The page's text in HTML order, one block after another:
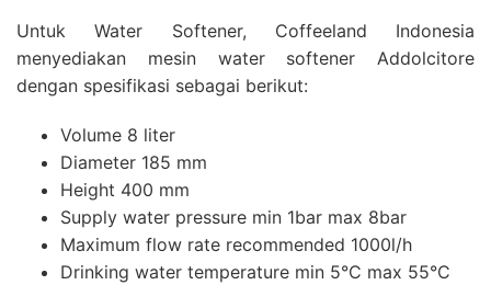
Untuk Water Softener, Coffeeland Indonesia
menyediakan mesin water softener Addolcitore
dengan spesifikasi sebagai berikut:
Volume 8 liter
Diameter 185 mm
Height 400 mm
Supply water pressure min 1bar max 8bar
Maximum flow rate recommended 1000l/h
Drinking water temperature min 5°C max 55°C